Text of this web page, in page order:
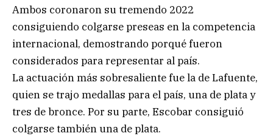
Ambos coronaron su tremendo 2022
consiguiendo colgarse preseas en la competencia
internacional, demostrando porqué fueron
considerados para representar al país.
La actuación más sobresaliente fue la de Lafuente,
quien se trajo medallas para el país, una de plata y
tres de bronce. Por su parte, Escobar consiguió
colgarse también una de plata.